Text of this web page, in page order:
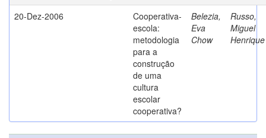
20-Dez-2006
Cooperativa-
escola:
metodologia
para a
construção
de uma
cultura
escolar
cooperativa?
Belezia,
Eva
Chow
Russo,
Miguel
Henrique